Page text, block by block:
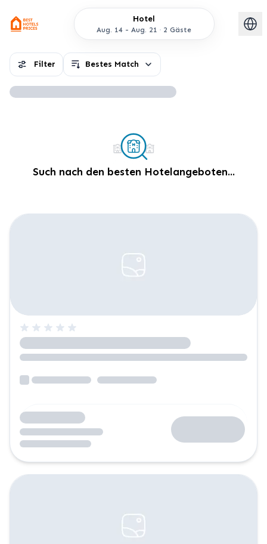
Hotel
Aug. 14 -Aug. 21 2 Gäste
Filter Bestes Match
Such nach den besten Hotelangeboten...